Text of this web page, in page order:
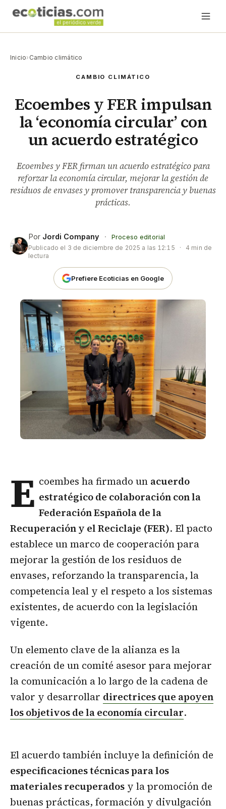
Inicio› Cambio climático
CAMBIO CLIMÁTICO
Ecoembes y FER impulsan
la ‘economía circular’ con
un acuerdo estratégico
Ecoembes y FER firman un acuerdo estratégico para
reforzar la economía circular, mejorar la gestión de
residuos de envases y promover transparencia y buenas
prácticas.
Por Jordi Company ·
Proceso editorial
Publicado el 3 de diciembre de 2025 a las 12:15 ·
4 min de
lectura
Prefiere Ecoticias en Google
E coembes ha firmado un acuerdo
estratégico de colaboración con la
Federación Española de la
Recuperación y el Reciclaje (FER). El pacto
establece un marco de cooperación para
mejorar la gestión de los residuos de
envases, reforzando la transparencia, la
competencia leal y el respeto a los sistemas
existentes, de acuerdo con la legislación
vigente.
Un elemento clave de la alianza es la
creación de un comité asesor para mejorar
la comunicación a lo largo de la cadena de
valor y desarrollar directrices que apoyen
los objetivos de la economía circular.
El acuerdo también incluye la definición de
especificaciones técnicas para los
materiales recuperados y la promoción de
buenas prácticas, formación y divulgación